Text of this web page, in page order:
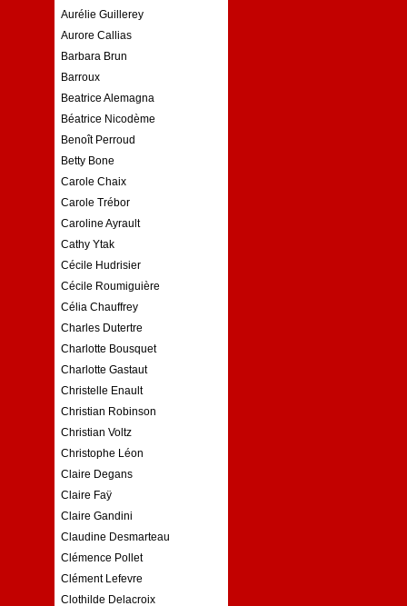
Aurélie Guillerey
Aurore Callias
Barbara Brun
Barroux
Beatrice Alemagna
Béatrice Nicodème
Benoît Perroud
Betty Bone
Carole Chaix
Carole Trébor
Caroline Ayrault
Cathy Ytak
Cécile Hudrisier
Cécile Roumiguière
Célia Chauffrey
Charles Dutertre
Charlotte Bousquet
Charlotte Gastaut
Christelle Enault
Christian Robinson
Christian Voltz
Christophe Léon
Claire Degans
Claire Faÿ
Claire Gandini
Claudine Desmarteau
Clémence Pollet
Clément Lefevre
Clothilde Delacroix